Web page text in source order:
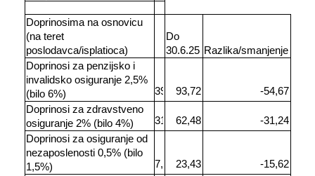
Doprinosima na osnovicu
(na teret
poslodavca/isplatioca)
Do
30.6.25 Razlika/smanjenje
Doprinosi za penzijsko i
invalidsko osiguranje 2,5%
(bilo 6%)
Doprinosi za zdravstveno
osiguranje 2% (bilo 4%)
Doprinosi za osiguranje od
nezaposlenosti 0,5% (bilo
1,5%)